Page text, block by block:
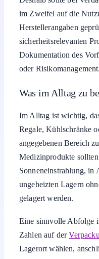
im Zweifel auf die
Herstellerangaben
sicherheitsrelevanten
Dokumentation des
oder Risikomanagement.
Was im Alltag zu
Im Alltag ist wichtig,
Regale, Kühlschränke
angegebenen Bereich
Medizinprodukte
Sonneneinstrahlung, in
ungeheizten Lagern
gelagert werden.
Eine sinnvolle Abfolge
Zahlen auf der
Lagerort wählen,